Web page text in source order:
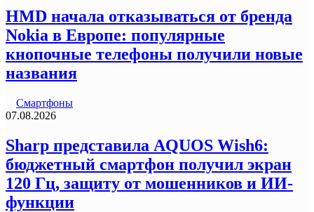
HMD начала отказываться от бренда
Nokia в Европе: популярные
кнопочные телефоны получили новые
названия
Смартфоны
07.08.2026
Sharp представила AQUOS Wish6:
бюджетный смартфон получил экран
120 Гц, защиту от мошенников и ИИ-
функции